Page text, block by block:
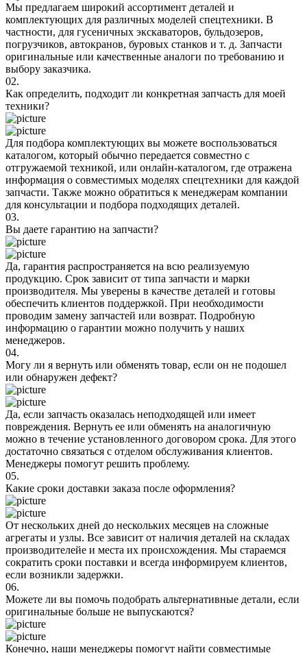
Мы предлагаем широкий ассортимент деталей и
комплектующих для различных моделей спецтехники. В
частности, для гусеничных экскаваторов, бульдозеров,
погрузчиков, автокранов, буровых станков и т. д. Запчасти
оригинальные или качественные аналоги по требованию и
выбору заказчика.
02.
Как определить, подходит ли конкретная запчасть для моей
техники?
Для подбора комплектующих вы можете воспользоваться
каталогом, который обычно передается совместно с
отгружаемой техникой, или онлайн-каталогом, где отражена
информация о совместимых моделях спецтехники для каждой
запчасти. Также можно обратиться к менеджерам компании
для консультации и подбора подходящих деталей.
03.
Вы даете гарантию на запчасти?
Да, гарантия распространяется на всю реализуемую
продукцию. Срок зависит от типа запчасти и марки
производителя. Мы уверены в качестве деталей и готовы
обеспечить клиентов поддержкой. При необходимости
проводим замену запчастей или возврат. Подробную
информацию о гарантии можно получить у наших
менеджеров.
04.
Могу ли я вернуть или обменять товар, если он не подошел
или обнаружен дефект?
Да, если запчасть оказалась неподходящей или имеет
повреждения. Вернуть ее или обменять на аналогичную
можно в течение установленного договором срока. Для этого
достаточно связаться с отделом обслуживания клиентов.
Менеджеры помогут решить проблему.
05.
Какие сроки доставки заказа после оформления?
От нескольких дней до нескольких месяцев на сложные
агрегаты и узлы. Все зависит от наличия деталей на складах
производителейе и места их происхождения. Мы стараемся
сократить сроки поставки и всегда информируем клиентов,
если возникли задержки.
06.
Можете ли вы помочь подобрать альтернативные детали, если
оригинальные больше не выпускаются?
Конечно, наши менеджеры помогут найти совместимые